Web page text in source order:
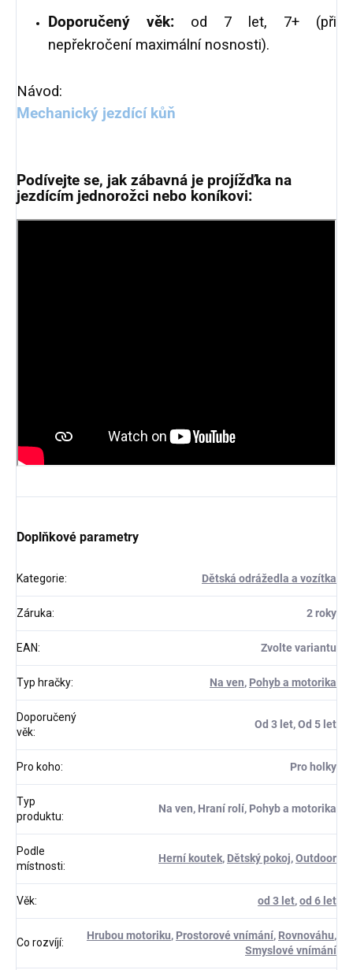
Doporučený věk: od 7 let, 7+ (při
nepřekročení maximální nosnosti).
Návod:
Mechanický jezdící kůň
Podívejte se, jak zábavná je projížďka na
jezdícím jednorožci nebo koníkovi:
Doplňkové parametry
Kategorie: Dětská odrážedla a vozítka
Záruka: 2 roky
EAN: Zvolte variantu
Typ hračky: Na ven, Pohyb a motorika
Doporučený
věk:
Od 3 let, Od 5 let
Pro koho: Pro holky
Typ
produktu:
Na ven, Hraní rolí, Pohyb a motorika
Podle
místnosti:
Herní koutek, Dětský pokoj,Outdoor
Věk: od 3 let,od 6 let
Co rozvíjí:
Hrubou motoriku, Prostorové vnímání, Rovnováhu,
Smyslové vnímání